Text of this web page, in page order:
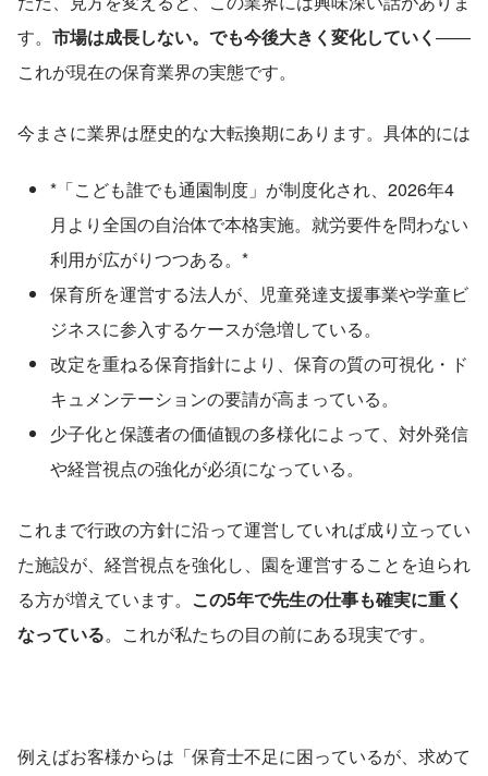
す。 市場は成長しない。でも今後大きく変化していく ——
これが現在の保育業界の実態です。
今まさに業界は歴史的な大転換期にあります。具体的には
*「こども誰でも通園制度」が制度化され、2026年4
月より全国の自治体で本格実施。就労要件を問わない
利用が広がりつつある。*
保育所を運営する法人が、児童発達支援事業や学童ビ
ジネスに参入するケースが急増している。
改定を重ねる保育指針により、保育の質の可視化・ド
キュメンテーションの要請が高まっている。
少子化と保護者の価値観の多様化によって、対外発信
や経営視点の強化が必須になっている。
これまで行政の方針に沿って運営していれば成り立ってい
た施設が、経営視点を強化し、園を運営することを迫られ
る方が増えています。 この5年で先生の仕事も確実に重く
なっている。これが私たちの目の前にある現実です。
例えばお客様からは「保育士不足に困っているが、求めて